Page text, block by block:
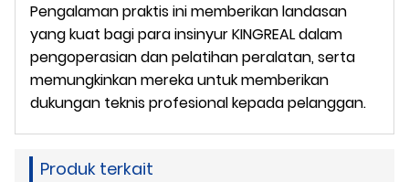
Pengalaman praktis ini memberikan landasan
yang kuat bagi para insinyur KINGREAL dalam
pengoperasian dan pelatihan peralatan, serta
memungkinkan mereka untuk memberikan
dukungan teknis profesional kepada pelanggan.
Produk terkait